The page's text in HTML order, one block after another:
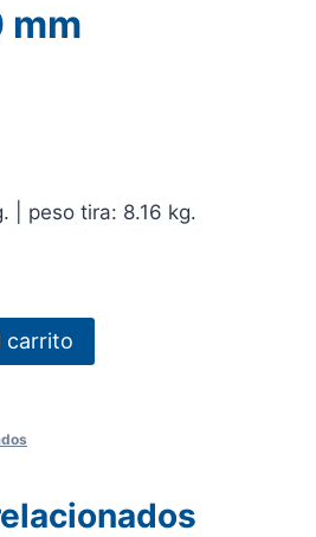
mm
| peso tira: 8.16 kg.
carrito